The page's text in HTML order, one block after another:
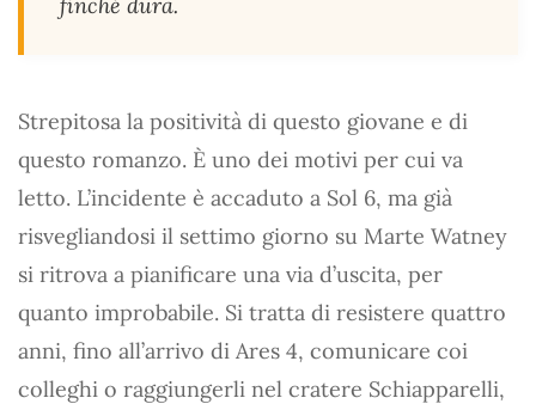
Strepitosa la positività di questo giovane e di
questo romanzo. È uno dei motivi per cui va
letto. L’incidente è accaduto a Sol 6, ma già
risvegliandosi il settimo giorno su Marte Watney
si ritrova a pianificare una via d’uscita, per
quanto improbabile. Si tratta di resistere quattro
anni, fino all’arrivo di Ares 4, comunicare coi
colleghi o raggiungerli nel cratere Schiapparelli,